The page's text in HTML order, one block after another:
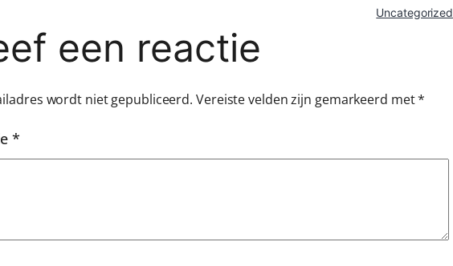
Uncategorized
een reactie
wordt niet gepubliceerd. Vereiste velden zijn gemarkeerd met*
*